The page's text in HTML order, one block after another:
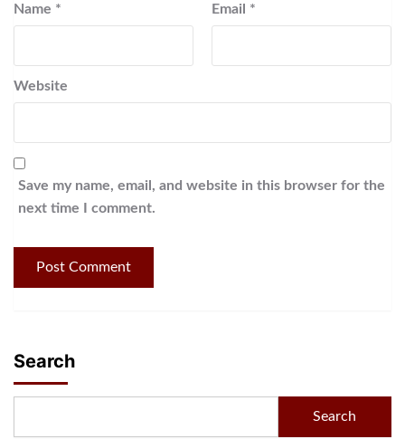
Name * Email *
Website
Save my name, email, and website in this browser for the
next time I comment.
Search
Search